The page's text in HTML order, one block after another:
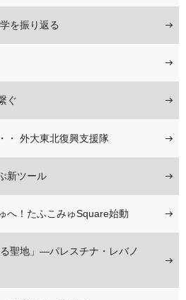
を振り返る
ぐ
・ 外大東北復興支援隊
新ツール
へ！たふこみゅSquare始動
聖地」―パレスチナ・レバノ